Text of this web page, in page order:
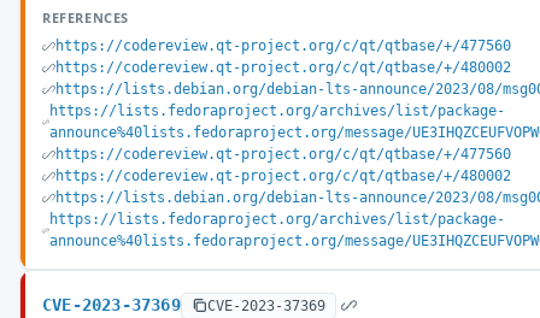
REFERENCES
https://codereview.qt-project.org/c/qt/qtbase/+/477560
https://codereview.qt-project.org/c/qt/qtbase/+/480002
https://lists.debian.org/debian-lts-announce/2023/08/
https://lists.fedoraproject.org/archives/list/package-
announce%40lists.fedoraproject.org/message/
https://codereview.qt-project.org/c/qt/qtbase/+/477560
https://codereview.qt-project.org/c/qt/qtbase/+/480002
https://lists.debian.org/debian-lts-announce/2023/08/
https://lists.fedoraproject.org/archives/list/package-
announce%40lists.fedoraproject.org/message/
CVE-2023-37369 CVE-2023-37369